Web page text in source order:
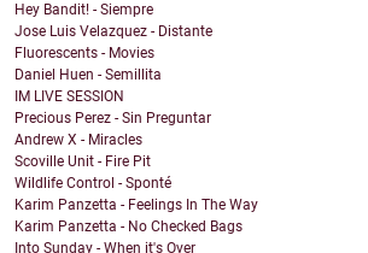
Hey Bandit! - Siempre
Jose Luis Velazquez - Distante
Fluorescents - Movies
Daniel Huen - Semillita
IM LIVE SESSION
Precious Perez - Sin Preguntar
Andrew X - Miracles
Scoville Unit - Fire Pit
Wildlife Control - Sponté
Karim Panzetta - Feelings In The Way
Karim Panzetta - No Checked Bags
Into Sunday - When it's Over